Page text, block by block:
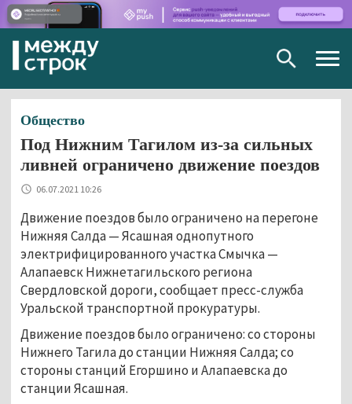
Общество
Под Нижним Тагилом из-за сильных
ливней ограничено движение поездов
06.07.2021 10:26
Движение поездов было ограничено на перегоне
Нижняя Салда — Ясашная однопутного
электрифицированного участка Смычка —
Алапаевск Нижнетагильского региона
Свердловской дороги, сообщает пресс-служба
Уральской транспортной прокуратуры.
Движение поездов было ограничено: со стороны
Нижнего Тагила до станции Нижняя Салда; со
стороны станций Егоршино и Алапаевска до
станции Ясашная.